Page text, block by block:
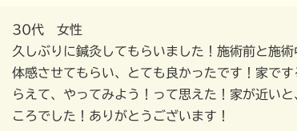
30代 女性
久しぶりに鍼灸してもらいました！施術前と施
体感させてもらい、とても良かったです！家で
らえて、やってみよう！って思えた！家が近い
ころでした！ありがとうございます！